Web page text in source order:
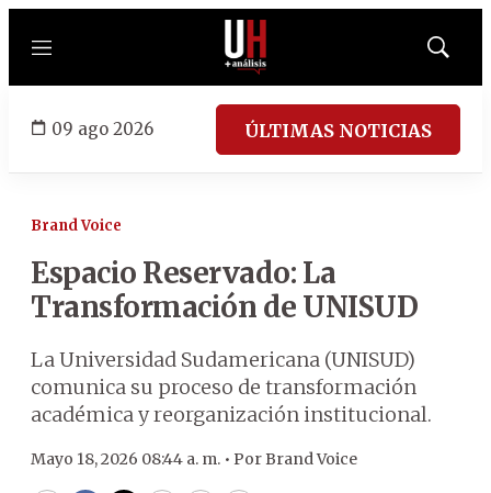
Menú
Mostrar
09 ago 2026 ÚLTIMAS NOTICIAS
Brand Voice
Espacio Reservado: La
Transformación de UNISUD
La Universidad Sudamericana (UNISUD)
comunica su proceso de transformación
académica y reorganización institucional.
Mayo 18, 2026 08:44 a. m. • PorBrand Voice